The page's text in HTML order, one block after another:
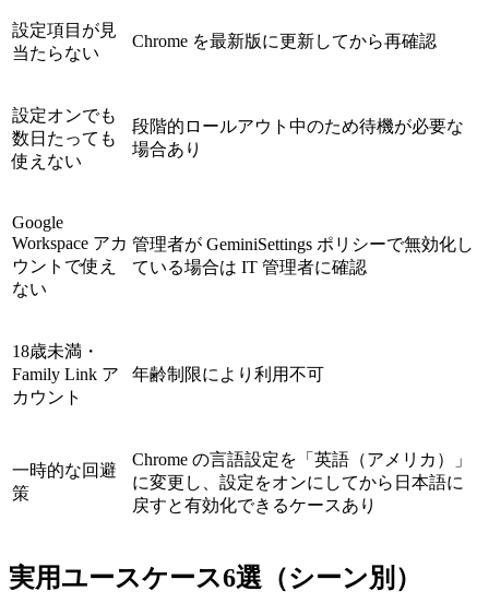
設定項目が見
当たらない
Chrome を最新版に更新してから再確認
設定オンでも
数日たっても
使えない
段階的ロールアウト中のため待機が必要な
場合あり
Google
Workspace アカ
ウントで使え
ない
管理者が GeminiSettings ポリシーで無効化し
ている場合は IT 管理者に確認
18歳未満・
Family Link ア
カウント
年齢制限により利用不可
一時的な回避
策
Chrome の言語設定を「英語（アメリカ）」
に変更し、設定をオンにしてから日本語に
戻すと有効化できるケースあり
実用ユースケース6選（シーン別）